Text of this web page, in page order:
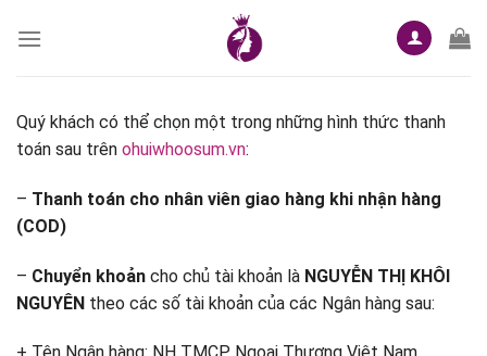
Quý khách có thể chọn một trong những hình thức thanh
toán sau trên ohuiwhoosum.vn:
– Thanh toán cho nhân viên giao hàng khi nhận hàng
(COD)
– Chuyển khoản cho chủ tài khoản là NGUYỄN THỊ KHÔI
NGUYÊN theo các số tài khoản của các Ngân hàng sau: